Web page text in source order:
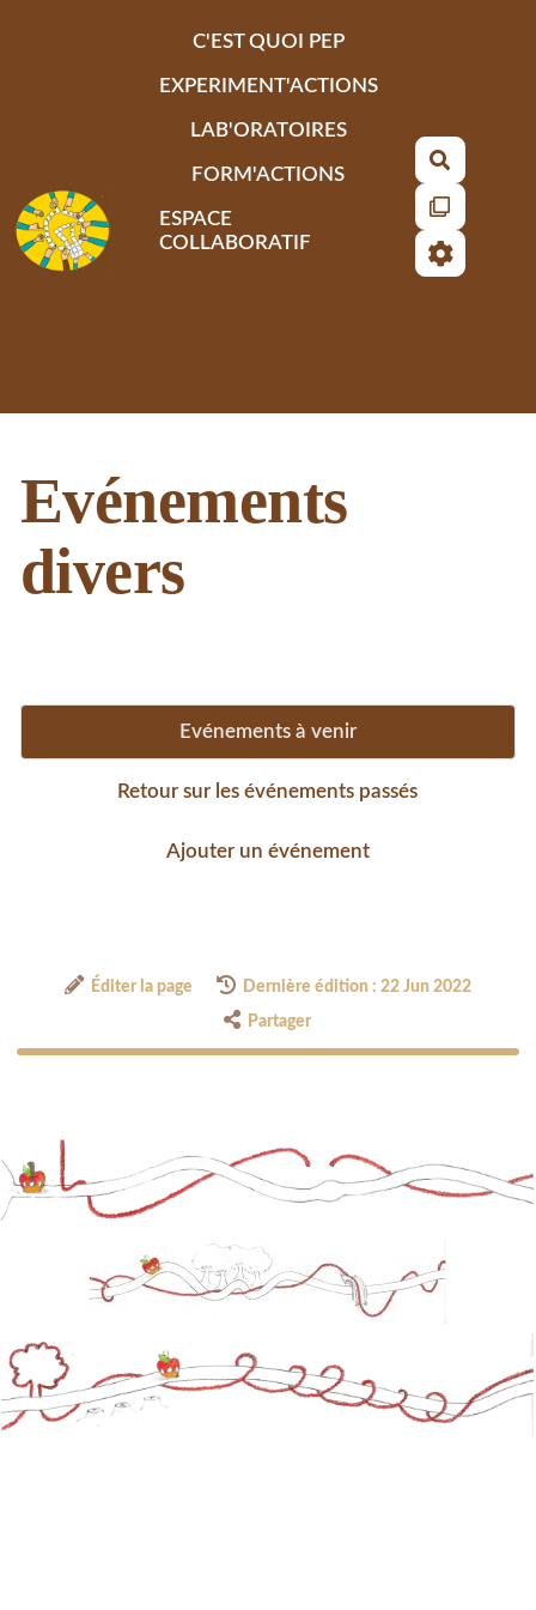
C'EST QUOI PEP
EXPERIMENT'ACTIONS
LAB'ORATOIRES
FORM'ACTIONS
ESPACE
COLLABORATIF
Evénements
divers
Evénements à venir
Retour sur les événements passés
Ajouter un événement
Éditer la page Dernière édition : 22 Jun 2022
Partager